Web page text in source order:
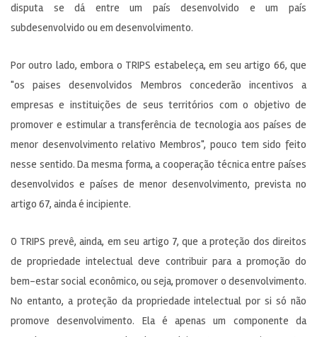
disputa se dá entre um país desenvolvido e um país
subdesenvolvido ou em desenvolvimento.
Por outro lado, embora o TRIPS estabeleça, em seu artigo 66, que
"os paises desenvolvidos Membros concederão incentivos a
empresas e instituições de seus territórios com o objetivo de
promover e estimular a transferência de tecnologia aos países de
menor desenvolvimento relativo Membros", pouco tem sido feito
nesse sentido. Da mesma forma, a cooperação técnica entre países
desenvolvidos e países de menor desenvolvimento, prevista no
artigo 67, ainda é incipiente.
O TRIPS prevê, ainda, em seu artigo 7, que a proteção dos direitos
de propriedade intelectual deve contribuir para a promoção do
bem-estar social econômico, ou seja, promover o desenvolvimento.
No entanto, a proteção da propriedade intelectual por si só não
promove desenvolvimento. Ela é apenas um componente da